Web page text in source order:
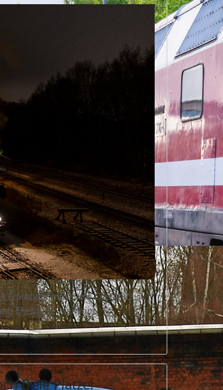
Eisenbahnmuseums Chemnitz
Chemnitz, hier vom
freie Plätze!